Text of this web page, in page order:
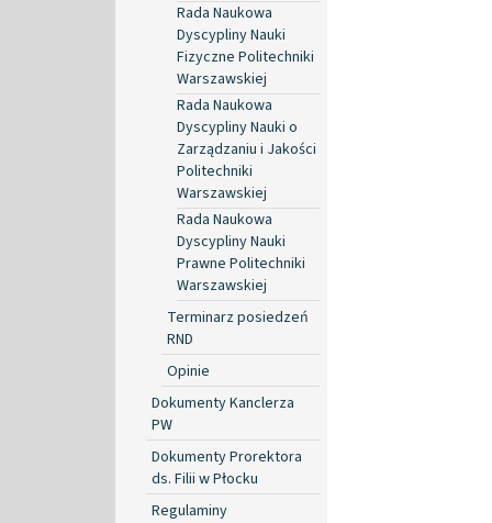
Rada Naukowa
Dyscypliny Nauki
Fizyczne Politechniki
Warszawskiej
Rada Naukowa
Dyscypliny Nauki o
Zarządzaniu i Jakości
Politechniki
Warszawskiej
Rada Naukowa
Dyscypliny Nauki
Prawne Politechniki
Warszawskiej
Terminarz posiedzeń
RND
Opinie
Dokumenty Kanclerza
PW
Dokumenty Prorektora
ds. Filii w Płocku
Regulaminy